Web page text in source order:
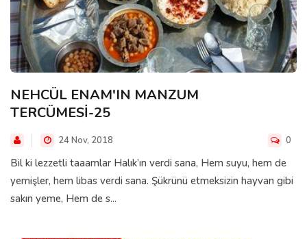
NEHCÜL ENAM'IN MANZUM
TERCÜMESİ-25
24 Nov, 2018 0
Bil ki lezzetli taaamlar Halık’ın verdi sana, Hem suyu, hem de
yemişler, hem libas verdi sana. Şükrünü etmeksizin hayvan gibi
sakın yeme, Hem de s...